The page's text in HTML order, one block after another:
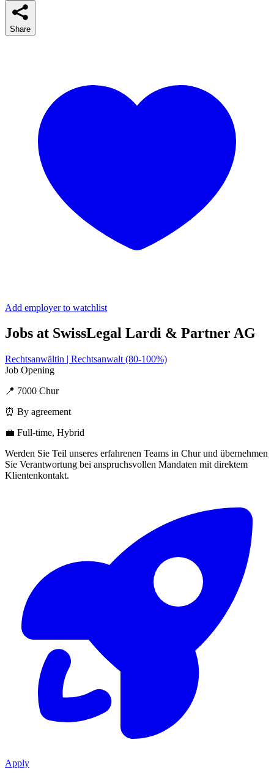
Share
Add employer to watchlist
Jobs at SwissLegal Lardi & Partner AG
Rechtsanwältin | Rechtsanwalt (80-100%)
Job Opening
📍 7000 Chur
⏰ By agreement
💼 Full-time, Hybrid
Werden Sie Teil unseres erfahrenen Teams in Chur und übernehmen
Sie Verantwortung bei anspruchsvollen Mandaten mit direktem
Klientenkontakt.
Apply